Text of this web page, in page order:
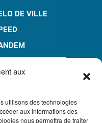
aux
utilisons des technologies
aux informations des
nous permettra de traiter
DE VILLE
FOIS* :
6000 € POUR LE 3X ET 4X.